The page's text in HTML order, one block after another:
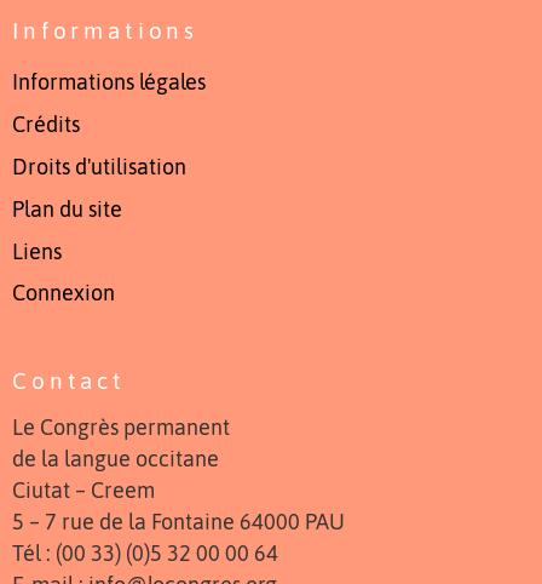
Informations
Informations légales
Crédits
Droits d'utilisation
Plan du site
Liens
Connexion
Contact
Le Congrès permanent
de la langue occitane
Ciutat – Creem
5 – 7 rue de la Fontaine 64000 PAU
Tél : (00 33) (0)5 32 00 00 64